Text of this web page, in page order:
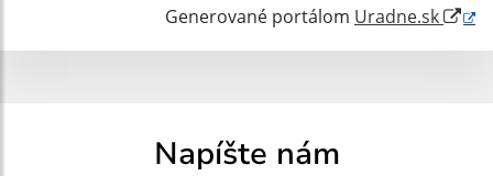
Generované portálom Uradne.sk
Napíšte nám